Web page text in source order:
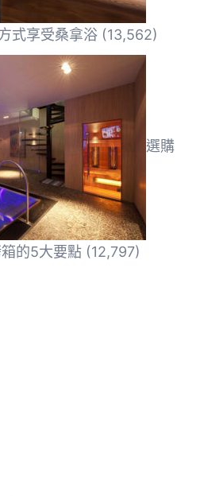
式享受桑拿浴 (13,562)
選購
的5大要點 (12,797)